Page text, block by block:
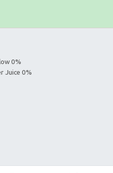
0%
Juice 0%